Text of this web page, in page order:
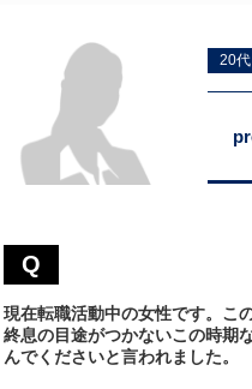
20代
Q
現在転職活動中の女性です。こ
終息の目途がつかないこの時期
んでくださいと言われました。